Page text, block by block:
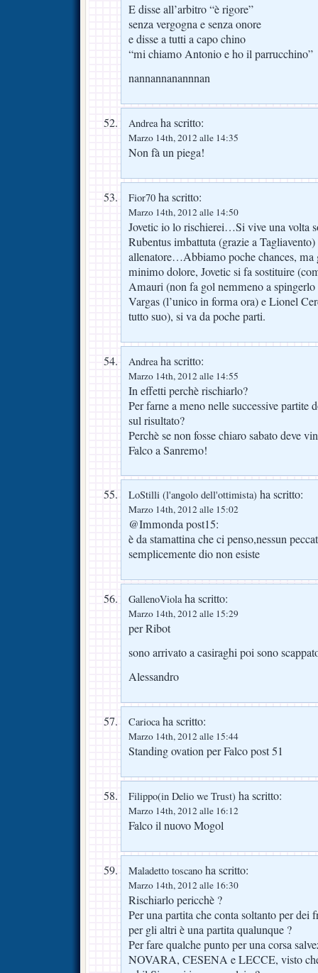
E disse all’arbitro “è rigore”
senza vergogna e senza onore
e disse a tutti a capo chino
“mi chiamo Antonio e ho il parrucchino”
nannannanannnan
Andreaha scritto:
Marzo 14th, 2012 alle 14:35
Non fà un piega!
Fior70 ha scritto:
Marzo 14th, 2012 alle 14:50
Jovetic io lo rischierei…Si vive una volta
Rubentus imbattuta (grazie a
allenatore…Abbiamo poche chances,
minimo dolore, Jovetic si fa sostituire
Amauri (non fa gol nemmeno a
Vargas (l’unico in forma ora) e Lionel
tutto suo), si va da poche parti.
Andreaha scritto:
Marzo 14th, 2012 alle 14:55
In effetti perchè rischiarlo?
Per farne a meno nelle successive partite
sul risultato?
Perchè se non fosse chiaro sabato deve
Falco a Sanremo!
LoStilli (l'angolo dell'ottimista) ha scritto:
Marzo 14th, 2012 alle 15:02
@Immonda post15:
è da stamattina che ci penso,nessun
semplicemente dio non esiste
GallenoViolaha scritto:
Marzo 14th, 2012 alle 15:29
per Ribot
sono arrivato a casiraghi poi sono
Alessandro
Cariocaha scritto:
Marzo 14th, 2012 alle 15:44
Standing ovation per Falco post 51
Filippo(in Delio we Trust) ha scritto:
Marzo 14th, 2012 alle 16:12
Falco il nuovo Mogol
Maladetto toscano ha scritto:
Marzo 14th, 2012 alle 16:30
Rischiarlo pericchè ?
Per una partita che conta soltanto per dei
per gli altri è una partita qualunque ?
Per fare qualche punto per una corsa
NOVARA, CESENA e LECCE, visto